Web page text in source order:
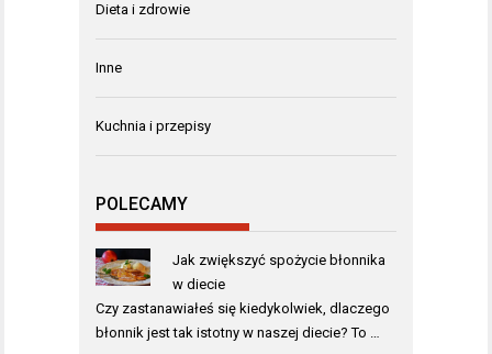
Dieta i zdrowie
Inne
Kuchnia i przepisy
POLECAMY
Jak zwiększyć spożycie błonnika
w diecie
Czy zastanawiałeś się kiedykolwiek, dlaczego
błonnik jest tak istotny w naszej diecie? To …